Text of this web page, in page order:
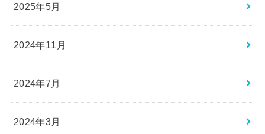
2025年5月
2024年11月
2024年7月
2024年3月